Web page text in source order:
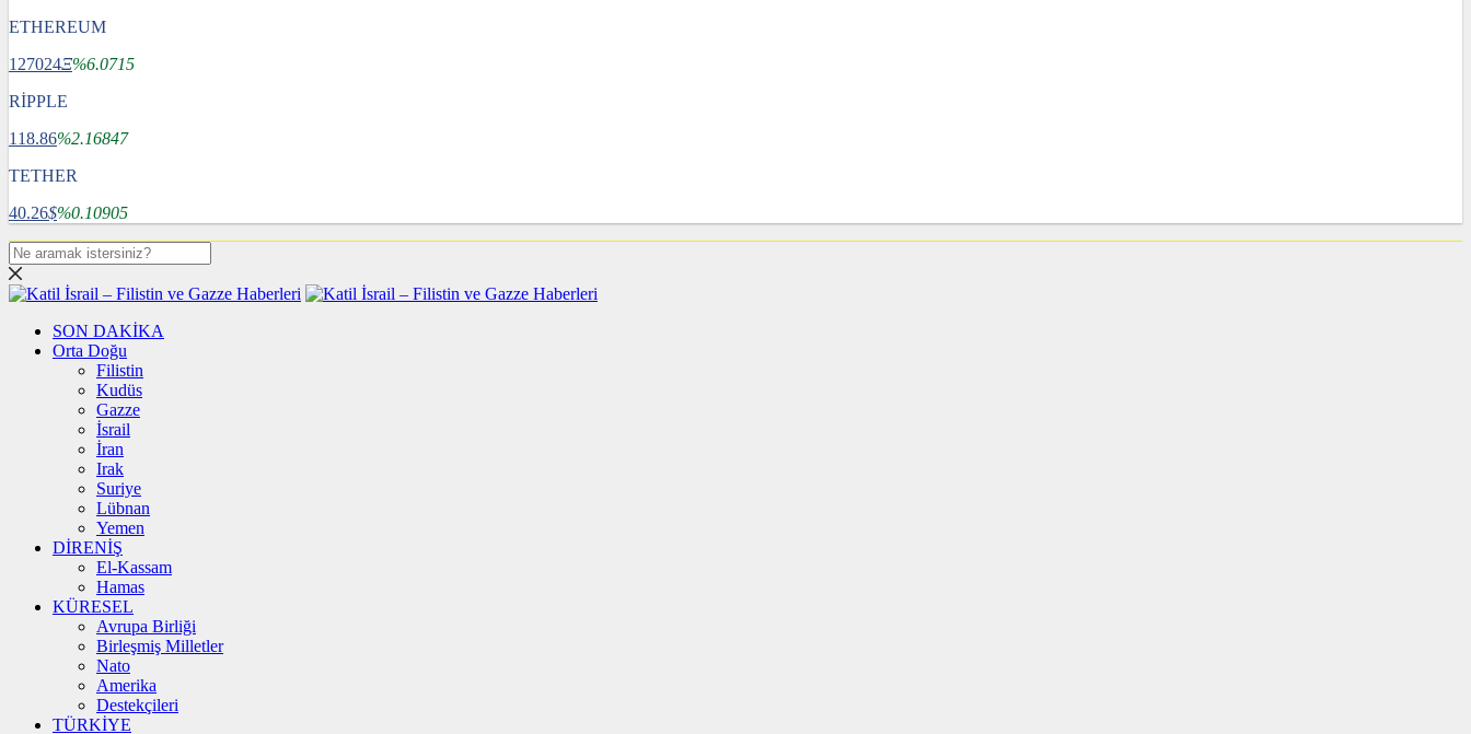
ETHEREUM
127024Ξ%6.0715
RİPPLE
118.86%2.16847
TETHER
40.26$%0.10905
SON DAKİKA
Orta Doğu
Filistin
Kudüs
Gazze
İsrail
İran
Irak
Suriye
Lübnan
Yemen
DİRENİŞ
El-Kassam
Hamas
KÜRESEL
Avrupa Birliği
Birleşmiş Milletler
Nato
Amerika
Destekçileri
TÜRKİYE